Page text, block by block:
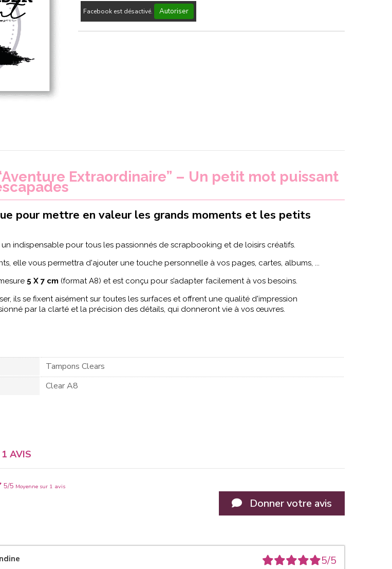
Facebook est désactivé. Autoriser
Extraordinaire” – Un petit mot puissant
pour mettre en valeur les grands moments et les petits
indispensable pour tous les passionnés de scrapbooking et de loisirs créatifs.
elle vous permettra d'ajouter une touche personnelle à vos pages, cartes, albums, ...
5 X 7 cm (format A8) et est conçu pour s’adapter facilement à vos besoins.
ils se fixent aisément sur toutes les surfaces et offrent une qualité d'impression
par la clarté et la précision des détails, qui donneront vie à vos œuvres.
Tampons Clears
Clear A8
1 AVIS
5/5 Moyenne sur 1 avis
Donner votre avis
5/5